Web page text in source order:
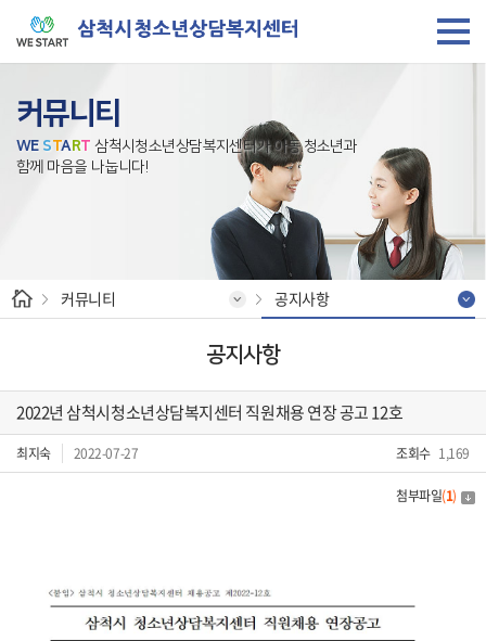
커뮤니티
WE START 삼척시청소년상담복지센터가 아동.청소년과
함께 마음을 나눕니다!
커뮤니티 공지사항
공지사항
2022년 삼척시청소년상담복지센터 직원채용 연장 공고 12호
최지숙 2022-07-27 조회수 1,169
첨부파일(1)